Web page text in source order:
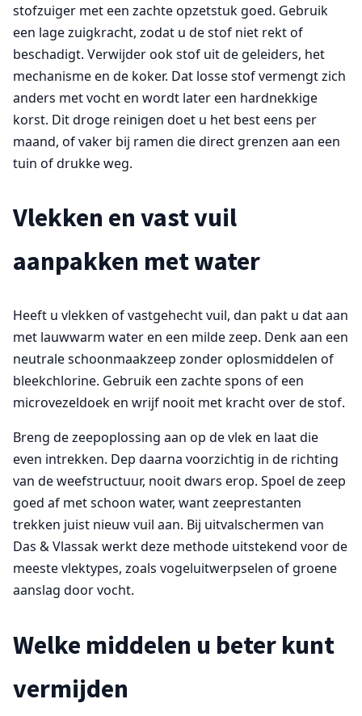
stofzuiger met een zachte opzetstuk goed. Gebruik
een lage zuigkracht, zodat u de stof niet rekt of
beschadigt. Verwijder ook stof uit de geleiders, het
mechanisme en de koker. Dat losse stof vermengt zich
anders met vocht en wordt later een hardnekkige
korst. Dit droge reinigen doet u het best eens per
maand, of vaker bij ramen die direct grenzen aan een
tuin of drukke weg.
Vlekken en vast vuil
aanpakken met water
Heeft u vlekken of vastgehecht vuil, dan pakt u dat aan
met lauwwarm water en een milde zeep. Denk aan een
neutrale schoonmaakzeep zonder oplosmiddelen of
bleekchlorine. Gebruik een zachte spons of een
microvezeldoek en wrijf nooit met kracht over de stof.
Breng de zeepoplossing aan op de vlek en laat die
even intrekken. Dep daarna voorzichtig in de richting
van de weefstructuur, nooit dwars erop. Spoel de zeep
goed af met schoon water, want zeeprestanten
trekken juist nieuw vuil aan. Bij uitvalschermen van
Das & Vlassak werkt deze methode uitstekend voor de
meeste vlektypes, zoals vogeluitwerpselen of groene
aanslag door vocht.
Welke middelen u beter kunt
vermijden